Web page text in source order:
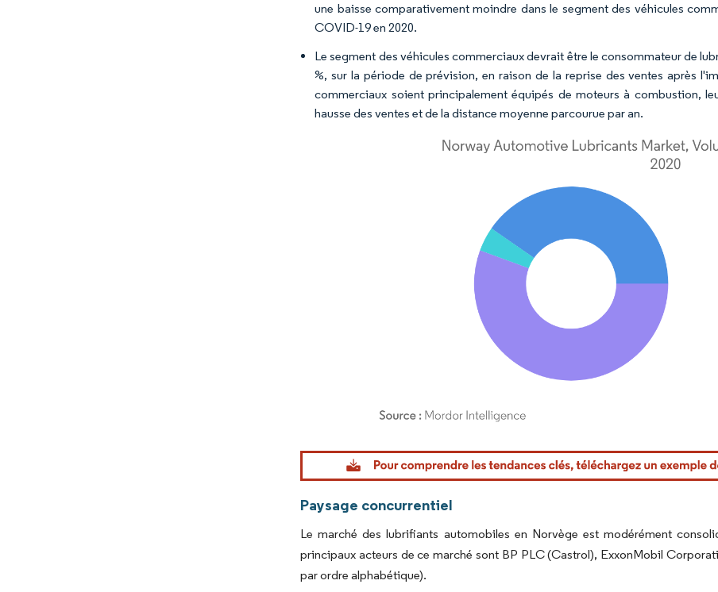
une baisse comparativement moindre dans le segment des véhicules
COVID-19 en 2020.
Le segment des véhicules commerciaux devrait être le consommateur de
%, sur la période de prévision, en raison de la reprise des ventes après
commerciaux soient principalement équipés de moteurs à combustion,
hausse des ventes et de la distance moyenne parcourue par an.
Image © Mordor Intelligence. La réutilisation nécessite une attribution sous CC BY 4.0.
Paysage concurrentiel
Le marché des lubrifiants automobiles en Norvège est modérément
principaux acteurs de ce marché sont BP PLC (Castrol), ExxonMobil
par ordre alphabétique).